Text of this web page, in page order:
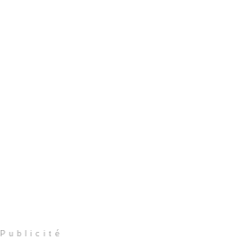
Publicité